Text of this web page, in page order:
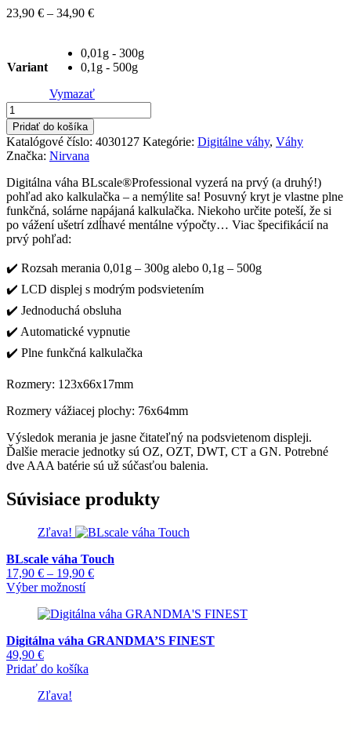
23,90 € – 34,90 €Price
through
34,90 €
Variant
0,01g - 300g
0,1g - 500g
Vymazať
množstvo
BLscale
váha
kalkulačka
Pridať do košíka
Katalógové číslo: 4030127 Kategórie: Digitálne váhy, Váhy
Značka: Nirvana
Digitálna váha BLscale®Professional vyzerá na prvý (a druhý!)
pohľad ako kalkulačka – a nemýlite sa! Posuvný kryt je vlastne plne
funkčná, solárne napájaná kalkulačka. Niekoho určite poteší, že si
po vážení ušetrí zdĺhavé mentálne výpočty… Viac špecifikácií na
prvý pohľad:
✔️ Rozsah merania 0,01g – 300g alebo 0,1g – 500g
✔️ LCD displej s modrým podsvietením
✔️ Jednoduchá obsluha
✔️ Automatické vypnutie
✔️ Plne funkčná kalkulačka
Rozmery: 123x66x17mm
Rozmery vážiacej plochy: 76x64mm
Výsledok merania je jasne čitateľný na podsvietenom displeji.
Ďalšie meracie jednotky sú OZ, OZT, DWT, CT a GN. Potrebné
dve AAA batérie sú už súčasťou balenia.
Súvisiace produkty
Zľava!
BLscale váha Touch
17,90 € – 19,90 €Price
through
Výber možnostíTento
má
variantov.
si
Digitálna váha GRANDMA’S FINEST
49,90 €
Pridať do košíka
Zľava!